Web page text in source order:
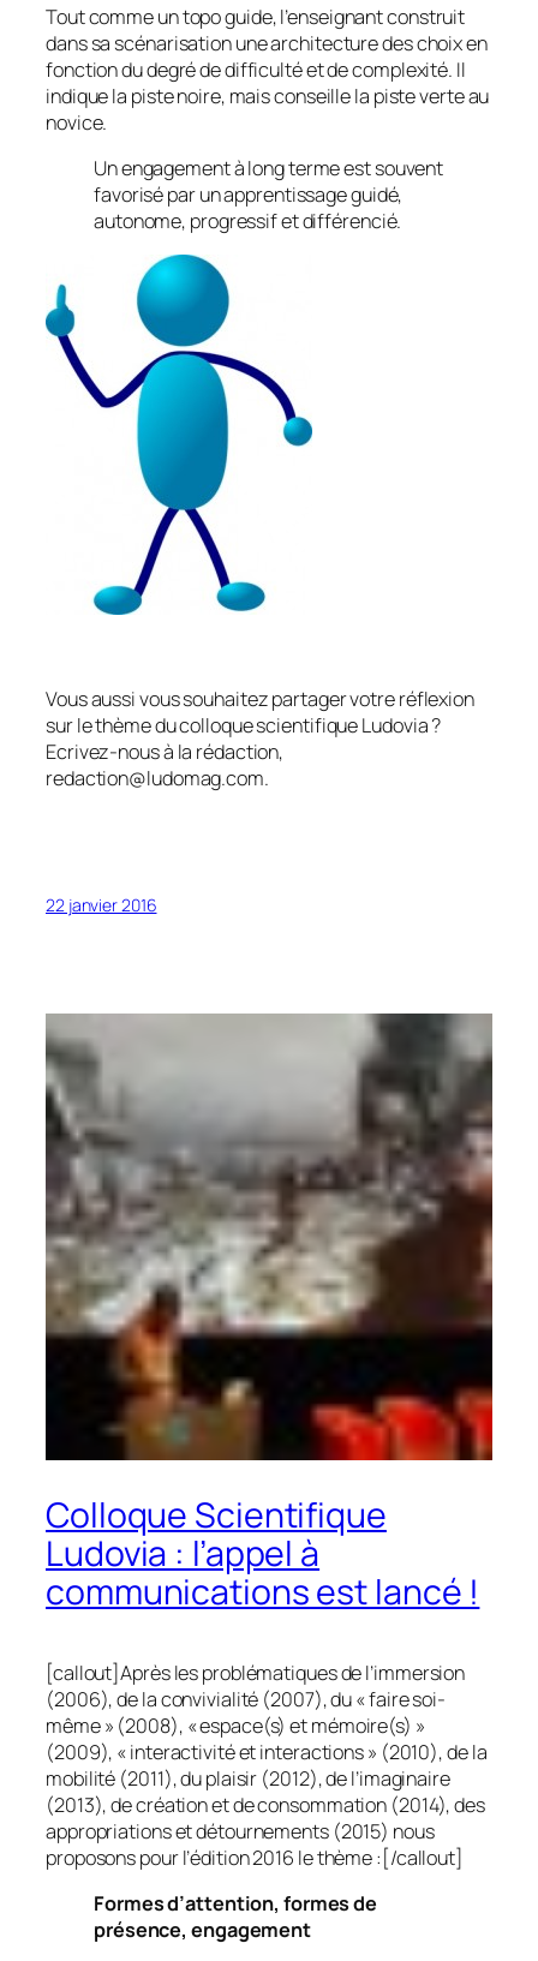
Tout comme un topo guide, l’enseignant construit
dans sa scénarisation une architecture des choix en
fonction du degré de difficulté et de complexité. Il
indique la piste noire, mais conseille la piste verte au
novice.
Un engagement à long terme est souvent
favorisé par un apprentissage guidé,
autonome, progressif et différencié.
Vous aussi vous souhaitez partager votre réflexion
sur le thème du colloque scientifique Ludovia ?
Ecrivez-nous à la rédaction,
redaction@ludomag.com.
22 janvier 2016
Colloque Scientifique
Ludovia : l’appel à
communications est lancé !
[callout]Après les problématiques de l’immersion
(2006), de la convivialité (2007), du « faire soi-
même » (2008), « espace(s) et mémoire(s) »
(2009), « interactivité et interactions » (2010), de la
mobilité (2011), du plaisir (2012), de l’imaginaire
(2013), de création et de consommation (2014), des
appropriations et détournements (2015) nous
proposons pour l’édition 2016 le thème :[/callout]
Formes d’attention, formes de
présence, engagement